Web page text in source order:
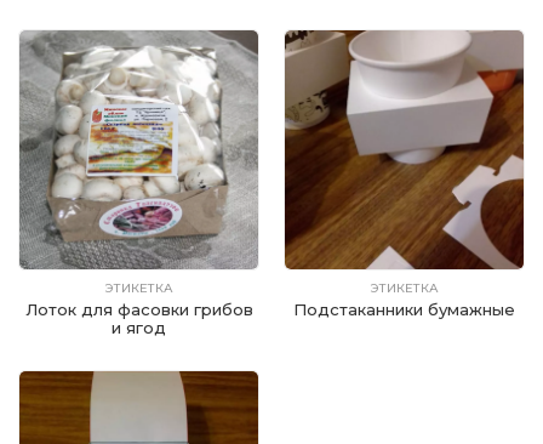
ЭТИКЕТКА
Лоток для фасовки грибов
и ягод
ЭТИКЕТКА
Подстаканники бумажные